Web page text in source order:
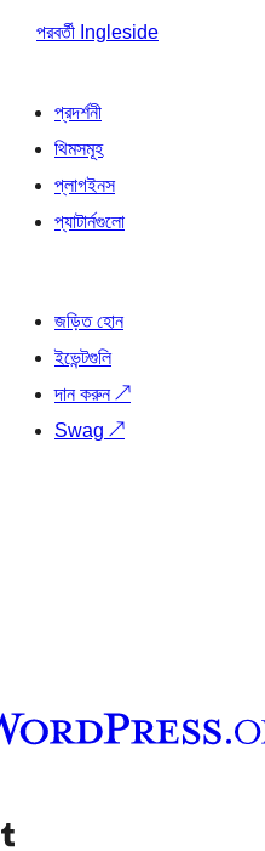
পরবর্তী Ingleside
প্রদর্শনী
থিমসমূহ
প্লাগইনস
প্যাটার্নগুলো
জড়িত হোন
ইভেন্টগুলি
দান করুন↗
Swag ↗
আমাদের টাম্বলার অ্যাকাউন্ট দেখুন